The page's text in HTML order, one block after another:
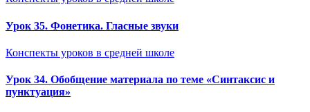
Урок 35. Фонетика. Гласные звуки
Конспекты уроков в средней школе
Урок 34. Обобщение материала по теме «Синтаксис и
пунктуация»